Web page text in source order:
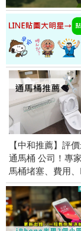
【中和推薦】評
通馬桶 公司！專
馬桶堵塞、費用、